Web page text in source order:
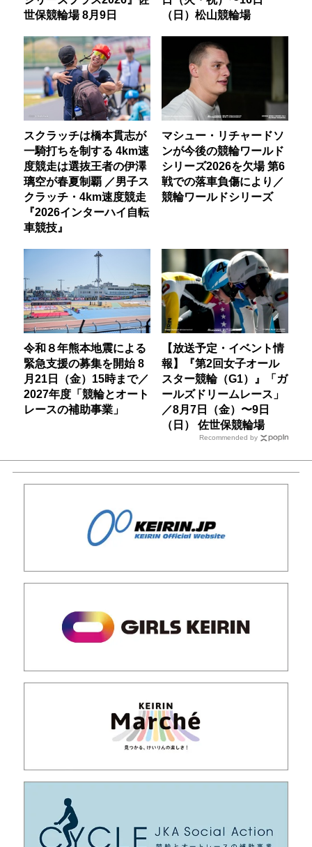
世保競輪場 8月9日
（日）松山競輪場
スクラッチは橋本貫志が
一騎打ちを制する 4km速
度競走は選抜王者の伊澤
璃空が春夏制覇 ／男子ス
クラッチ・4km速度競走
『2026インターハイ自転
車競技』
マシュー・リチャードソ
ンが今後の競輪ワールド
シリーズ2026を欠場 第6
戦での落車負傷により／
競輪ワールドシリーズ
令和８年熊本地震による
緊急支援の募集を開始 8
月21日（金）15時まで／
2027年度「競輪とオート
レースの補助事業」
【放送予定・イベント情
報】『第2回女子オール
スター競輪（G1）』「ガ
ールズドリームレース」
／8月7日（金）〜9日
（日） 佐世保競輪場
Recommended by